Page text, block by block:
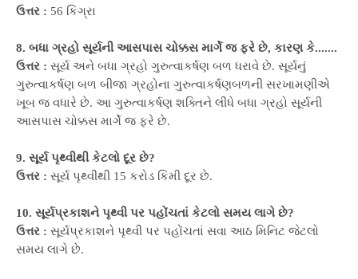
ઉત્તર : 56 કિગ્રા
8. બધા ગ્રહો સૂર્યની આસપાસ ચોક્કસ માર્ગે જ ફરે છે, કારણ કે.......
ઉત્તર : સૂર્ય અને બધા ગ્રહો ગુરુત્વાકર્ષણ બળ ધરાવે છે. સૂર્યનું
ગુરુત્વાકર્ષણ બળ બીજા ગ્રહોના ગુરુત્વાકર્ષણબળની સરખામણીએ
ખૂબ જ વધારે છે. આ ગુરુત્વાકર્ષણ શક્તિને લીધે બધા ગ્રહો સૂર્યની
આસપાસ ચોક્કસ માર્ગે જ ફરે છે.
9. સૂર્ય પૃથ્વીથી કેટલો દૂર છે?
ઉત્તર : સૂર્ય પૃથ્વીથી 15 કરોડ કિમી દૂર છે.
10. સૂર્યપ્રકાશને પૃથ્વી પર પહોંચતાં કેટલો સમય લાગે છે?
ઉત્તર : સૂર્યપ્રકાશને પૃથ્વી પર પહોંચતાં સવા આઠ મિનિટ જેટલો
સમય લાગે છે.